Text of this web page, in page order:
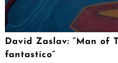
David Zaslav: “Man of
fantastico”